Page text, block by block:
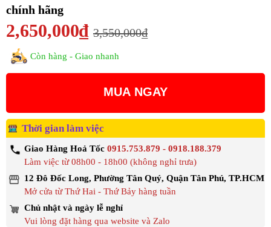
chính hãng
2,650,000₫ 3,550,000₫
Còn hàng - Giao nhanh
MUA NGAY
Thời gian làm việc
Giao Hàng Hoả Tốc 0915.753.879 - 0918.188.379
Làm việc từ 08h00 - 18h00 (không nghỉ trưa)
12 Đô Đốc Long, Phường Tân Quý, Quận Tân Phú, TP.HCM
Mở cửa từ Thứ Hai - Thứ Bảy hàng tuần
Chủ nhật và ngày lễ nghỉ
Vui lòng đặt hàng qua website và Zalo